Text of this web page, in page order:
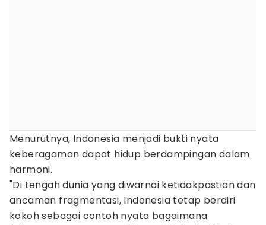
Menurutnya, Indonesia menjadi bukti nyata
keberagaman dapat hidup berdampingan dalam
harmoni.
"Di tengah dunia yang diwarnai ketidakpastian dan
ancaman fragmentasi, Indonesia tetap berdiri
kokoh sebagai contoh nyata bagaimana